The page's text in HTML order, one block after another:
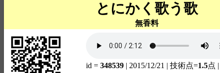
とにかく歌う歌
無香料
id = 348539 | 2015/12/21 | 技術点=1.5点